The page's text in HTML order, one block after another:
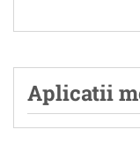
Aplicatii